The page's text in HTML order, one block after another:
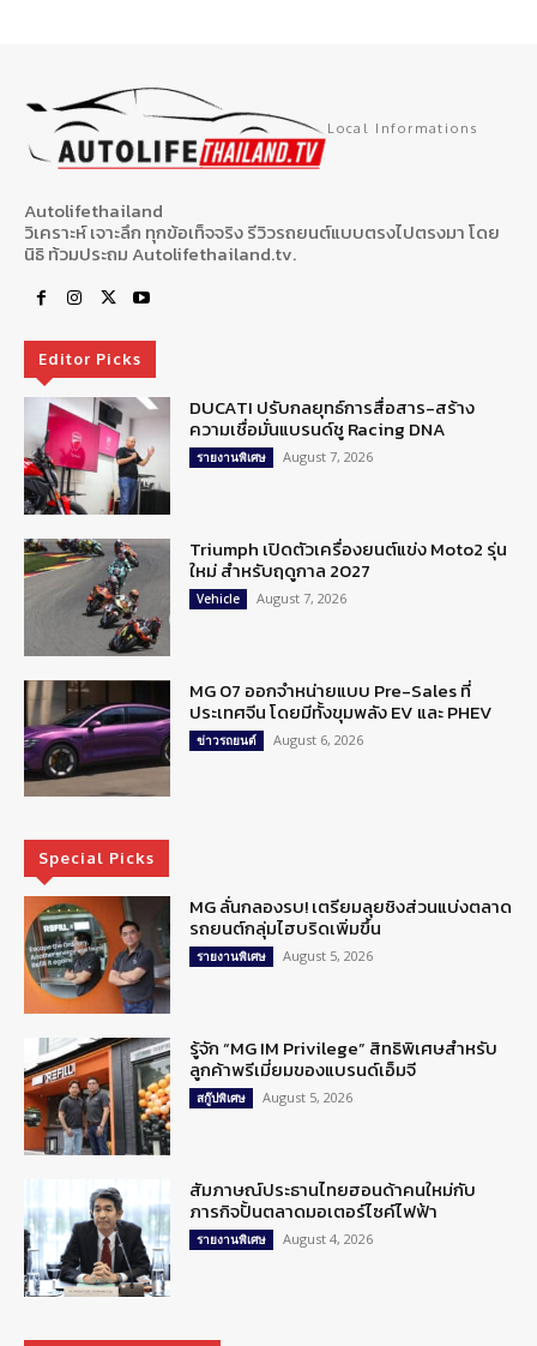
Local Informations
Autolifethailand
วิเคราะห์ เจาะลึก ทุกข้อเท็จจริง รีวิวรถยนต์แบบตรงไปตรงมา โดย
นิธิ ท้วมประถม Autolifethailand.tv.
Editor Picks
DUCATI ปรับกลยุทธ์การสื่อสาร-สร้าง
ความเชื่อมั่นแบรนด์ชู Racing DNA
รายงานพิเศษ August 7, 2026
Triumph เปิดตัวเครื่องยนต์แข่ง Moto2 รุ่น
ใหม่ สำหรับฤดูกาล 2027
Vehicle August 7, 2026
MG 07 ออกจำหน่ายแบบ Pre-Sales ที่
ประเทศจีน โดยมีทั้งขุมพลัง EV และ PHEV
ข่าวรถยนต์ August 6, 2026
Special Picks
MG ลั่นกลองรบ! เตรียมลุยชิงส่วนแบ่งตลาด
รถยนต์กลุ่มไฮบริดเพิ่มขึ้น
รายงานพิเศษ August 5, 2026
รู้จัก “MG IM Privilege” สิทธิพิเศษสำหรับ
ลูกค้าพรีเมี่ยมของแบรนด์เอ็มจี
สกู๊ปพิเศษ August 5, 2026
สัมภาษณ์ประธานไทยฮอนด้าคนใหม่กับ
ภารกิจปั้นตลาดมอเตอร์ไซค์ไฟฟ้า
รายงานพิเศษ August 4, 2026